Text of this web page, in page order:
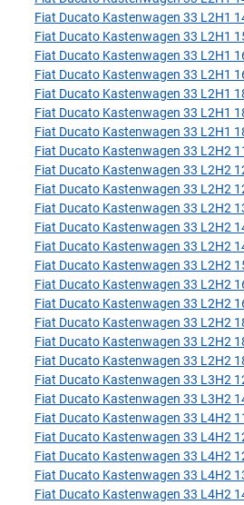
Fiat Ducato Kastenwagen 33 L2H1
Fiat Ducato Kastenwagen 33 L2H1
Fiat Ducato Kastenwagen 33 L2H1
Fiat Ducato Kastenwagen 33 L2H1
Fiat Ducato Kastenwagen 33 L2H1
Fiat Ducato Kastenwagen 33 L2H1
Fiat Ducato Kastenwagen 33 L2H1
Fiat Ducato Kastenwagen 33 L2H2
Fiat Ducato Kastenwagen 33 L2H2
Fiat Ducato Kastenwagen 33 L2H2
Fiat Ducato Kastenwagen 33 L2H2
Fiat Ducato Kastenwagen 33 L2H2
Fiat Ducato Kastenwagen 33 L2H2
Fiat Ducato Kastenwagen 33 L2H2
Fiat Ducato Kastenwagen 33 L2H2
Fiat Ducato Kastenwagen 33 L2H2
Fiat Ducato Kastenwagen 33 L2H2
Fiat Ducato Kastenwagen 33 L2H2
Fiat Ducato Kastenwagen 33 L2H2
Fiat Ducato Kastenwagen 33 L3H2
Fiat Ducato Kastenwagen 33 L3H2
Fiat Ducato Kastenwagen 33 L4H2
Fiat Ducato Kastenwagen 33 L4H2
Fiat Ducato Kastenwagen 33 L4H2
Fiat Ducato Kastenwagen 33 L4H2
Fiat Ducato Kastenwagen 33 L4H2